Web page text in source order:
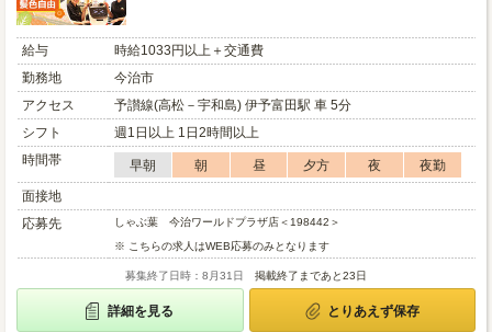
給与
時給1033円以上＋交通費
勤務地
今治市
アクセス
予讃線(高松－宇和島) 伊予富田駅 車 5分
シフト
週1日以上 1日2時間以上
時間帯
早朝 朝 昼 夕方 夜
夜勤
面接地
応募先
しゃぶ葉 今治ワールドプラザ店＜198442＞
※ こちらの求人はWEB応募のみとなります
募集終了日時：8月31日 掲載終了まであと23日
詳細を見る とりあえず保存